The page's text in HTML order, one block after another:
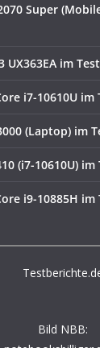
Super
UX363EA im Test
i7-10610U im
(Laptop) im
(i7-10610U) im
i9-10885H im